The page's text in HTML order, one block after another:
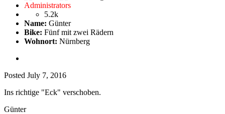
Administrators
5.2k
Name: Günter
Bike: Fünf mit zwei Rädern
Wohnort: Nürnberg
Posted July 7, 2016
Ins richtige "Eck" verschoben.
Günter